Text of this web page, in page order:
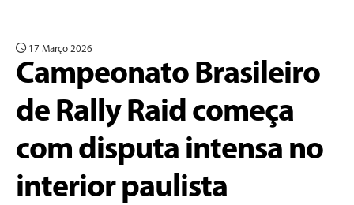
17 Março 2026
Campeonato Brasileiro
de Rally Raid começa
com disputa intensa no
interior paulista